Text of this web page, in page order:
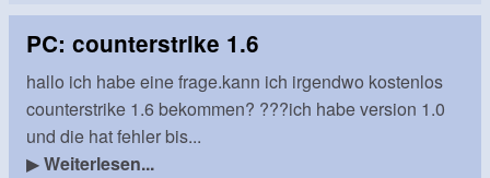
PC: counterstrike 1.6
hallo ich habe eine frage.kann ich irgendwo kostenlos
counterstrike 1.6 bekommen? ???ich habe version 1.0
und die hat fehler bis...
▶Weiterlesen...